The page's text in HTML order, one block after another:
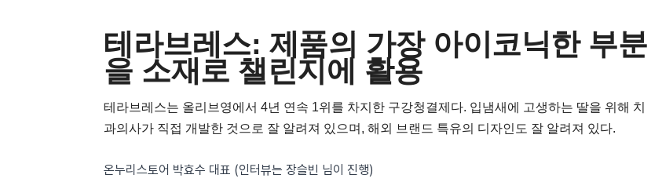
테라브레스: 제품의 가장 아이코닉한 부분
을 소재로 챌린지에 활용
테라브레스는 올리브영에서 4년 연속 1위를 차지한 구강청결제다. 입냄새에 고생하는 딸을 위해 치
과의사가 직접 개발한 것으로 잘 알려져 있으며, 해외 브랜드 특유의 디자인도 잘 알려져 있다.
온누리스토어 박효수 대표 (인터뷰는 장슬빈 님이 진행)